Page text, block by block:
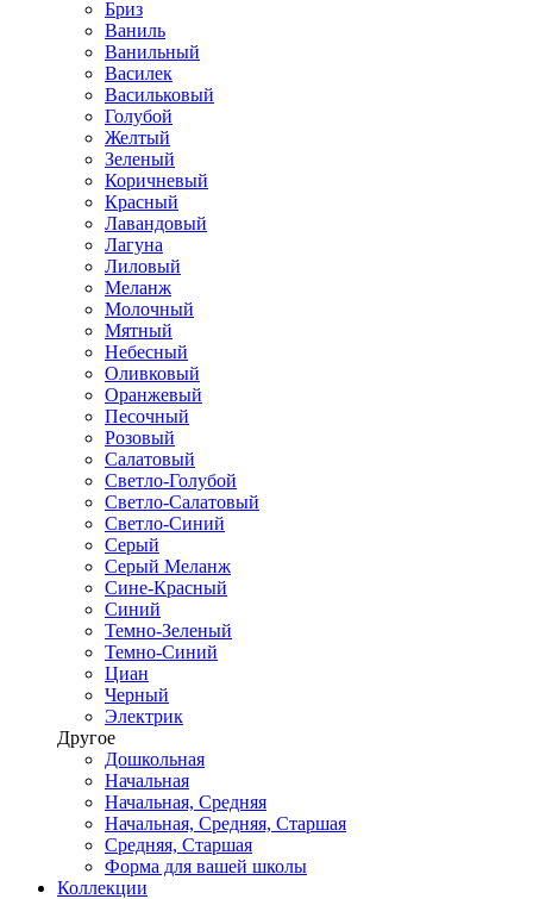
Бриз
Ваниль
Ванильный
Василек
Васильковый
Голубой
Желтый
Зеленый
Коричневый
Красный
Лавандовый
Лагуна
Лиловый
Меланж
Молочный
Мятный
Небесный
Оливковый
Оранжевый
Песочный
Розовый
Салатовый
Светло-Голубой
Светло-Салатовый
Светло-Синий
Серый
Серый Меланж
Сине-Красный
Синий
Темно-Зеленый
Темно-Синий
Циан
Черный
Электрик
Другое
Дошкольная
Начальная
Начальная, Средняя
Начальная, Средняя, Старшая
Средняя, Старшая
Форма для вашей школы
Коллекции